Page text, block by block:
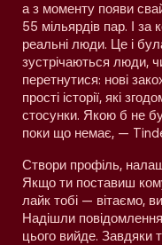
а з моменту появи
55 мільярдів пар. І
реальні люди. Це і
зустрічаються люди,
перетнутися: нові
прості історії, які
стосунки. Якою б не
поки що немає, —
Створи профіль,
Якщо ти поставиш
лайк тобі — вітаємо,
Надішли
цього вийде. Завдяки